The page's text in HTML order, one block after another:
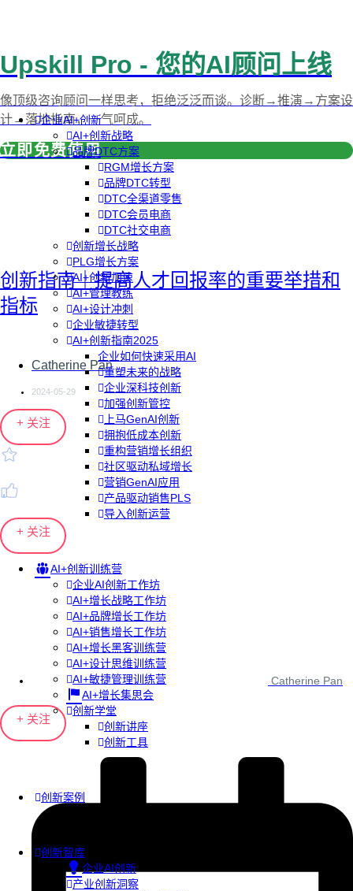
企业AI+创新
AI+创新战略
品牌DTC方案
RGM增长方案
品牌DTC转型
DTC全渠道零售
DTC会员电商
DTC社交电商
创新增长战略
PLG增长方案
AI+创新加速
AI+管理教练
AI+设计冲刺
企业敏捷转型
AI+创新指南2025
企业如何快速采用AI
重塑未来的战略
企业深科技创新
加强创新管控
上马GenAI创新
拥抱低成本创新
重构营销增长组织
社区驱动私域增长
营销GenAI应用
产品驱动销售PLS
导入创新运营
AI+创新训练营
企业AI创新工作坊
AI+增长战略工作坊
AI+品牌增长工作坊
AI+销售增长工作坊
AI+增长黑客训练营
AI+设计思维训练营
AI+敏捷管理训练营
AI+增长集思会
创新学堂
创新讲座
创新工具
创新案例
创新智库
企业AI创新
产业创新洞察
Upskill Pro - 您的AI顾问上线
像顶级咨询顾问一样思考，拒绝泛泛而谈。诊断→推演→方案设
计→落地指南，一气呵成。
立即免费使用
创新指南｜提高人才回报率的重要举措和
指标
Catherine Pan
2024-05-29
+ 关注
+ 关注
Catherine Pan
+ 关注